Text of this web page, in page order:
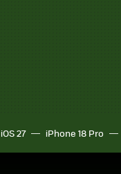
iOS 27 iPhone 18 Pro